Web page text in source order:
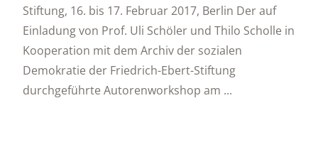
Stiftung, 16. bis 17. Februar 2017, Berlin Der auf
Einladung von Prof. Uli Schöler und Thilo Scholle in
Kooperation mit dem Archiv der sozialen
Demokratie der Friedrich-Ebert-Stiftung
durchgeführte Autorenworkshop am ...